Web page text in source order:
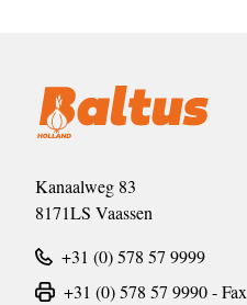
Kanaalweg 83
8171LS Vaassen
+31 (0) 578 57 9999
+31 (0) 578 57 9990 - Fax